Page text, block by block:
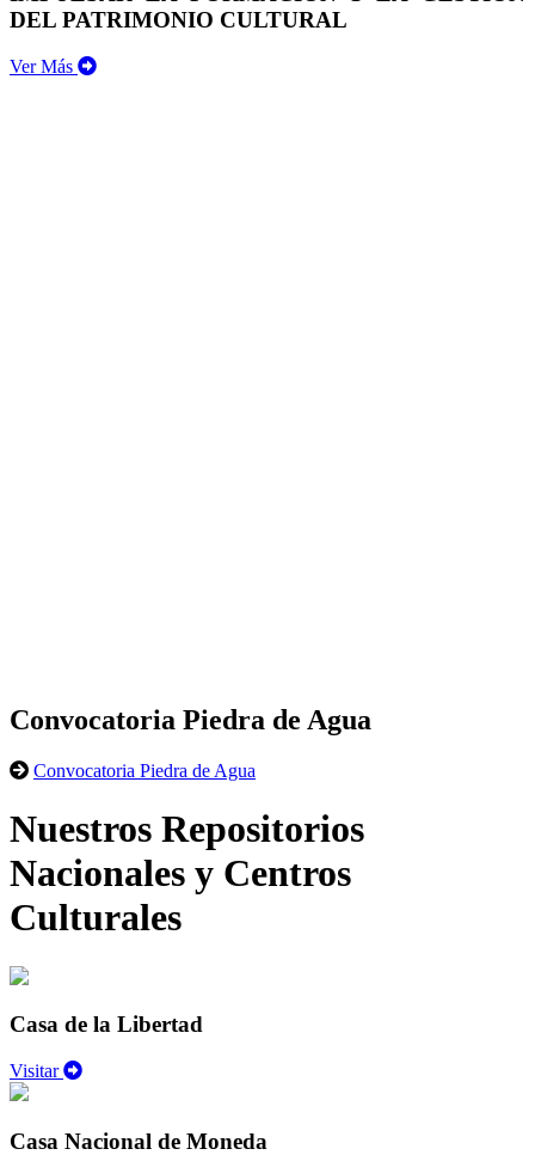
DEL PATRIMONIO CULTURAL
Ver Más
Convocatoria Piedra de Agua
Convocatoria Piedra de Agua
Nuestros Repositorios
Nacionales y Centros
Culturales
Casa de la Libertad
Visitar
Casa Nacional de Moneda